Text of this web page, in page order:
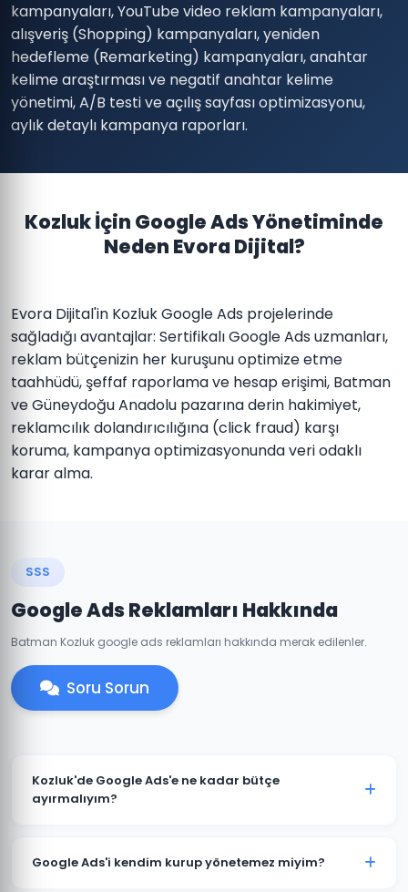
kampanyaları, YouTube video reklam kampanyaları,
alışveriş (Shopping) kampanyaları, yeniden
hedefleme (Remarketing) kampanyaları, anahtar
kelime araştırması ve negatif anahtar kelime
yönetimi, A/B testi ve açılış sayfası optimizasyonu,
aylık detaylı kampanya raporları.
Kozluk İçin Google Ads Yönetiminde
Neden Evora Dijital?
Evora Dijital'in Kozluk Google Ads projelerinde
sağladığı avantajlar: Sertifikalı Google Ads uzmanları,
reklam bütçenizin her kuruşunu optimize etme
taahhüdü, şeffaf raporlama ve hesap erişimi, Batman
ve Güneydoğu Anadolu pazarına derin hakimiyet,
reklamcılık dolandırıcılığına (click fraud) karşı
koruma, kampanya optimizasyonunda veri odaklı
karar alma.
SSS
Google Ads Reklamları Hakkında
Batman Kozluk google ads reklamları hakkında merak edilenler.
Soru Sorun
Kozluk'de Google Ads'e ne kadar bütçe
ayırmalıyım?
ile başlanabilir. Ancak anlamlı sonuçlar için 3.000-
Google Ads'i kendim kurup yönetemez miyim?